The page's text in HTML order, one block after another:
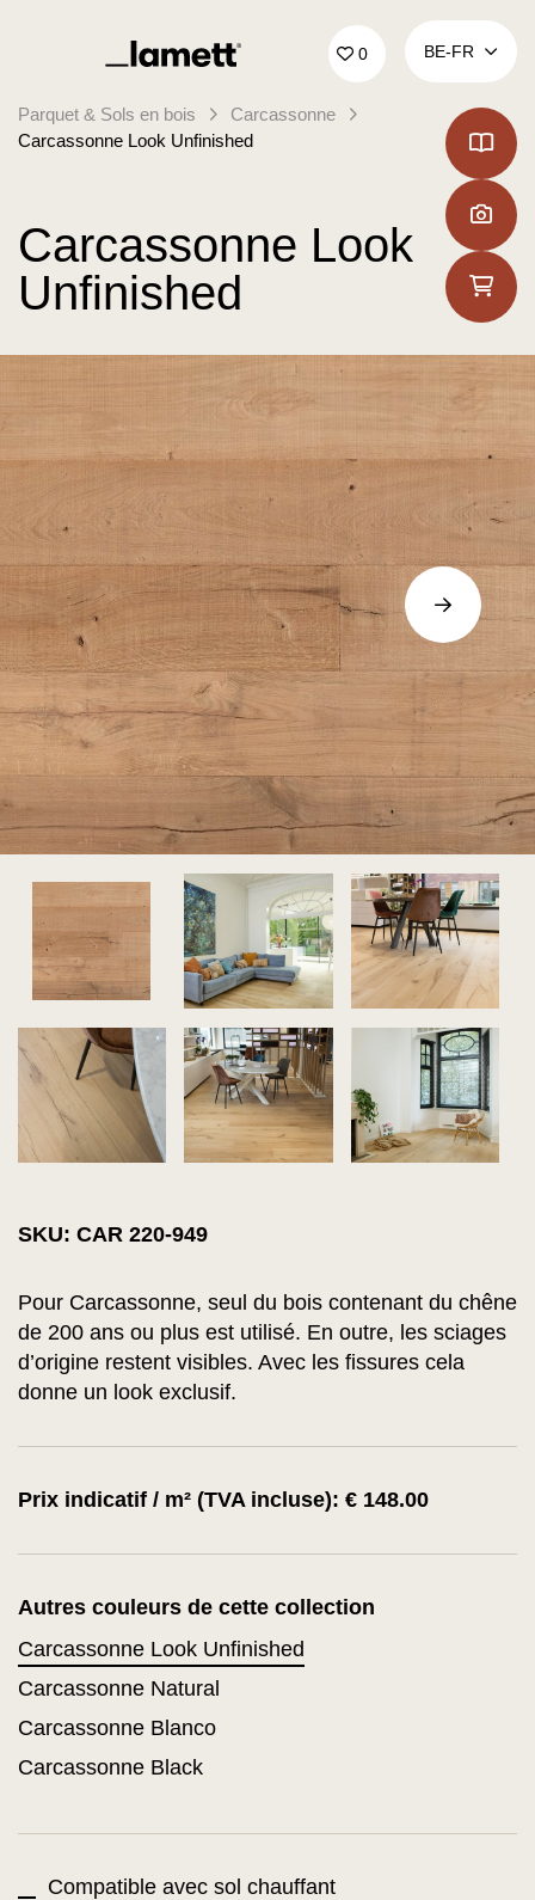
Retour à la page d'accueil 0 BE‑FR
Parquet & Sols en bois
Carcassonne
Carcassonne Look Unfinished
Carcassonne Look
Unfinished
SKU: CAR 220-949
Pour Carcassonne, seul du bois contenant du chêne
de 200 ans ou plus est utilisé. En outre, les sciages
d’origine restent visibles. Avec les fissures cela
donne un look exclusif.
Prix indicatif / m² (TVA incluse): € 148.00
Autres couleurs de cette collection
Carcassonne Look Unfinished
Carcassonne Natural
Carcassonne Blanco
Carcassonne Black
Compatible avec sol chauffant